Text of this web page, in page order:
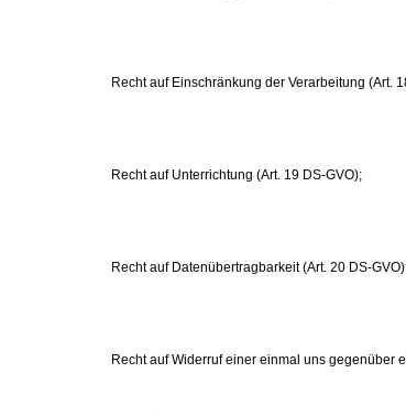
Recht auf Einschränkung der Verarbeitung (Art.
Recht auf Unterrichtung (Art. 19 DS-GVO);
Recht auf Datenübertragbarkeit (Art. 20 DS-
Recht auf Widerruf einer einmal uns gegenüber